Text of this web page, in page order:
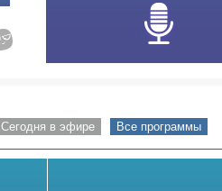
Сегодня в эфире Все программы